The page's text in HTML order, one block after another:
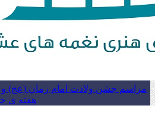
مراسم جشن ولادت امام زمان (عج)
هفته ی